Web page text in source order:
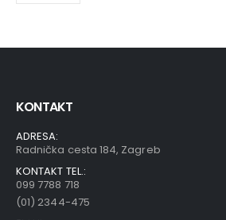
KONTAKT
ADRESA:
Radnička cesta 184, Zagreb
KONTAKT TEL.:
099 7788 718
(01) 2344-475